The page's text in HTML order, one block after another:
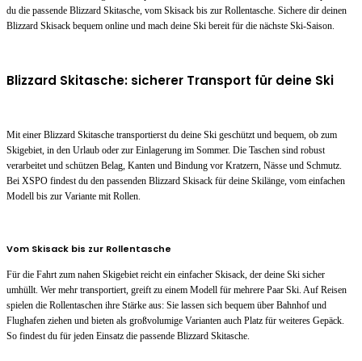
du die passende Blizzard Skitasche, vom Skisack bis zur Rollentasche. Sichere dir deinen
Blizzard Skisack bequem online und mach deine Ski bereit für die nächste Ski-Saison.
Blizzard Skitasche: sicherer Transport für deine Ski
Mit einer Blizzard Skitasche transportierst du deine Ski geschützt und bequem, ob zum
Skigebiet, in den Urlaub oder zur Einlagerung im Sommer. Die Taschen sind robust
verarbeitet und schützen Belag, Kanten und Bindung vor Kratzern, Nässe und Schmutz.
Bei XSPO findest du den passenden Blizzard Skisack für deine Skilänge, vom einfachen
Modell bis zur Variante mit Rollen.
Vom Skisack bis zur Rollentasche
Für die Fahrt zum nahen Skigebiet reicht ein einfacher Skisack, der deine Ski sicher
umhüllt. Wer mehr transportiert, greift zu einem Modell für mehrere Paar Ski. Auf Reisen
spielen die Rollentaschen ihre Stärke aus: Sie lassen sich bequem über Bahnhof und
Flughafen ziehen und bieten als großvolumige Varianten auch Platz für weiteres Gepäck.
So findest du für jeden Einsatz die passende Blizzard Skitasche.